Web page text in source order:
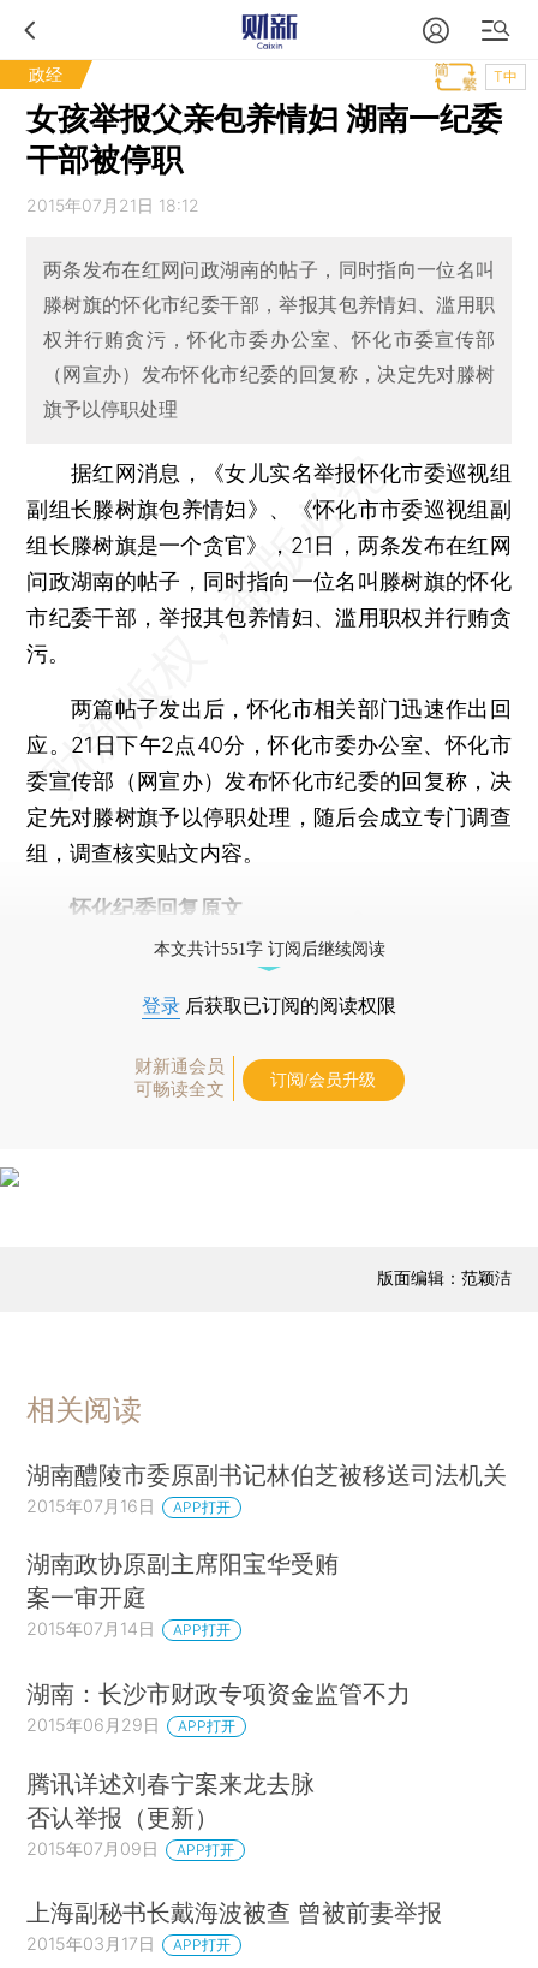
政经 T中
女孩举报父亲包养情妇 湖南一纪委
干部被停职
2015年07月21日 18:12
两条发布在红网问政湖南的帖子，同时指向一位名叫
滕树旗的怀化市纪委干部，举报其包养情妇、滥用职
权并行贿贪污，怀化市委办公室、怀化市委宣传部
（网宣办）发布怀化市纪委的回复称，决定先对滕树
旗予以停职处理
据红网消息，《女儿实名举报怀化市委巡视组
副组长滕树旗包养情妇》、《怀化市市委巡视组副
组长滕树旗是一个贪官》，21日，两条发布在红网
问政湖南的帖子，同时指向一位名叫滕树旗的怀化
市纪委干部，举报其包养情妇、滥用职权并行贿贪
污。
两篇帖子发出后，怀化市相关部门迅速作出回
应。21日下午2点40分，怀化市委办公室、怀化市
委宣传部（网宣办）发布怀化市纪委的回复称，决
定先对滕树旗予以停职处理，随后会成立专门调查
组，调查核实贴文内容。
怀化纪委回复原文
本文共计551字 订阅后继续阅读
登录 后获取已订阅的阅读权限
财新通会员
可畅读全文
订阅/会员升级
版面编辑：范颖洁
相关阅读
湖南醴陵市委原副书记林伯芝被移送司法机关
2015年07月16日 APP打开
湖南政协原副主席阳宝华受贿
案一审开庭
2015年07月14日 APP打开
湖南：长沙市财政专项资金监管不力
2015年06月29日 APP打开
腾讯详述刘春宁案来龙去脉
否认举报（更新）
2015年07月09日 APP打开
上海副秘书长戴海波被查 曾被前妻举报
2015年03月17日 APP打开